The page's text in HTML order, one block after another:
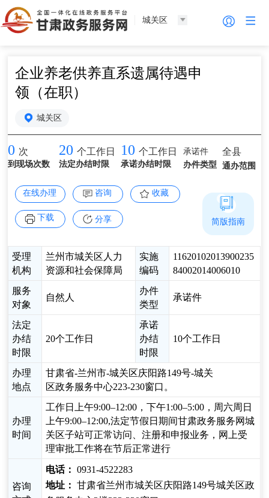
城关区
企业养老供养直系遗属待遇申
领（在职）
城关区
0 次
到现场次数
20 个工作日
法定办结时限
10 个工作日
承诺办结时限
承诺件
办件类型
全县
通办范围
在线办理 咨询 收藏
下载 分享
受理
机构
兰州市城关区人力
资源和社会保障局
实施
编码
11620102013900235
84002014006010
服务
对象
自然人
办件
类型
承诺件
法定
办结
时限
20个工作日
承诺
办结
时限
10个工作日
办理
地点
甘肃省-兰州市-城关区庆阳路149号-城关
区政务服务中心223-230窗口。
办理
时间
工作日上午9:00–12:00，下午1:00–5:00，周六周日
上午9:00–12:00,法定节假日期间甘肃政务服务网城
关区子站可正常访问、注册和申报业务，网上受
理审批工作将在节后正常进行
咨询
电话： 0931-4522283
地址： 甘肃省兰州市城关区庆阳路149号城关区政
简版指南